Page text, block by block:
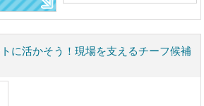
に活かそう！現場を支えるチーフ候補